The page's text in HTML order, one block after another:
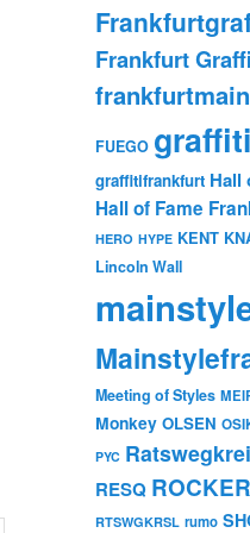
Frankfurt
FUEGO graffiti
graffitifrankfurt Hall
Hall of Fame
HERO HYPE KENT
Lincoln Wall
Meeting of Styles
Monkey OLSEN
PYC
RESQ ROCKER
RTSWGKRSL rumo